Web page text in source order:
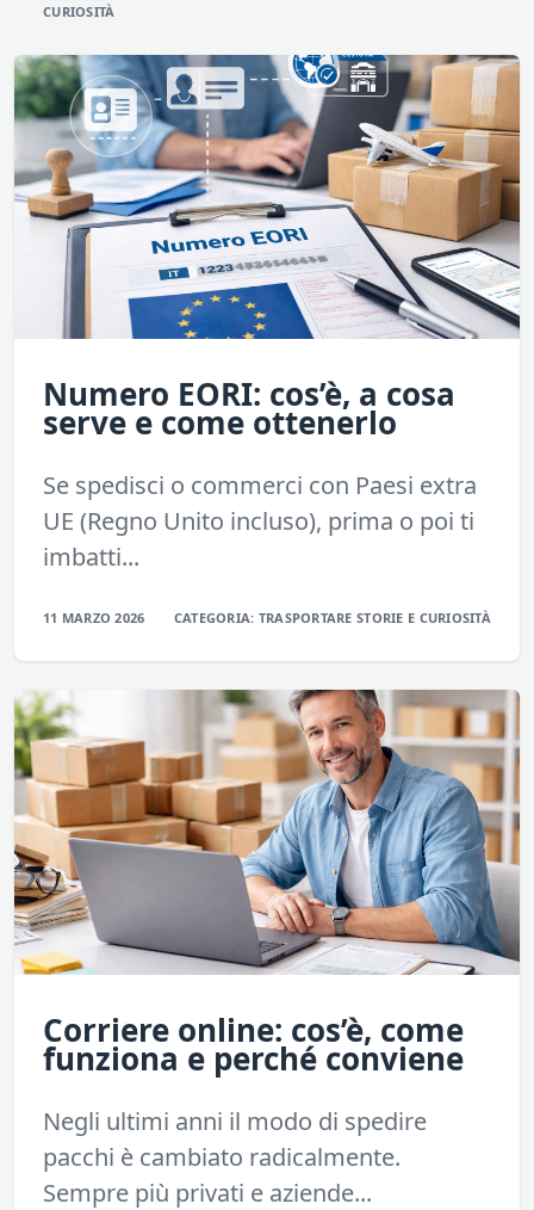
CURIOSITÀ
Numero EORI: cos’è, a cosa
serve e come ottenerlo
Se spedisci o commerci con Paesi extra
UE (Regno Unito incluso), prima o poi ti
imbatti...
11 MARZO 2026 CATEGORIA: TRASPORTARESTORIE E CURIOSITÀ
Corriere online: cos’è, come
funziona e perché conviene
Negli ultimi anni il modo di spedire
pacchi è cambiato radicalmente.
Sempre più privati e aziende...